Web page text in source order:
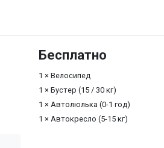
Бесплатно
1 × Велосипед
1 × Бустер (15 / 30 кг)
1 × Автолюлька (0-1 год)
1 × Автокресло (5-15 кг)